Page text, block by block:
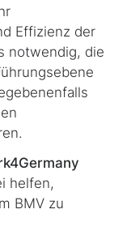
Effizienz der
not­wen­dig, die
helfen,
BMV zu